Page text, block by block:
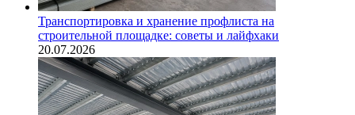
Транспортировка и хранение профлиста на
строительной площадке: советы и лайфхаки
20.07.2026